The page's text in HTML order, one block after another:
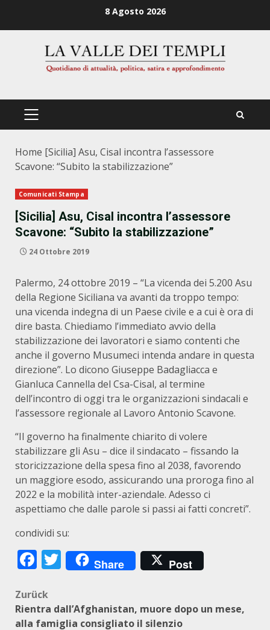
8 Agosto 2026
PRIMÄRES
Home [Sicilia] Asu, Cisal incontra l’assessore
Scavone: “Subito la stabilizzazione”
Comunicati Stampa
[Sicilia] Asu, Cisal incontra l’assessore
Scavone: “Subito la stabilizzazione”
24 Ottobre 2019
Palermo, 24 ottobre 2019 – “La vicenda dei 5.200 Asu
della Regione Siciliana va avanti da troppo tempo:
una vicenda indegna di un Paese civile e a cui è ora di
dire basta. Chiediamo l’immediato avvio della
stabilizzazione dei lavoratori e siamo contenti che
anche il governo Musumeci intenda andare in questa
direzione”. Lo dicono Giuseppe Badagliacca e
Gianluca Cannella del Csa-Cisal, al termine
dell’incontro di oggi tra le organizzazioni sindacali e
l’assessore regionale al Lavoro Antonio Scavone.
“Il governo ha finalmente chiarito di volere
stabilizzare gli Asu – dice il sindacato – fissando la
storicizzazione della spesa fino al 2038, favorendo
un maggiore esodo, assicurando una proroga fino al
2022 e la mobilità inter-aziendale. Adesso ci
aspettiamo che dalle parole si passi ai fatti concreti”.
condividi su:
Facebook
Twitter
Share Post
Beitragsnavigation
Zurück
Rientra dall’Afghanistan, muore dopo un mese,
alla famiglia consigliato il silenzio